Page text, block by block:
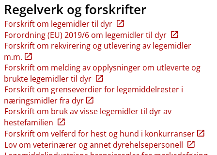
Regelverk og forskrifter
Forskrift om legemidler til dyr
Forordning (EU) 2019/6 om legemidler til dyr
Forskrift om rekvirering og utlevering av legemidler
m.m.
Forskrift om melding av opplysninger om utleverte og
brukte legemidler til dyr
Forskrift om grenseverdier for legemiddelrester i
næringsmidler fra dyr
Forskrift om bruk av visse legemidler til dyr av
hestefamilien
Forskrift om velferd for hest og hund i konkurranser
Lov om veterinærer og annet dyrehelsepersonell